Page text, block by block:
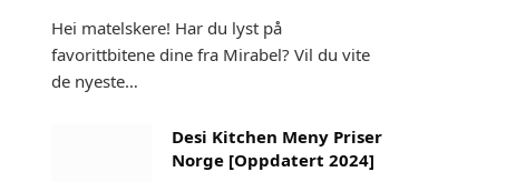
Hei matelskere! Har du lyst på
favorittbitene dine fra Mirabel? Vil du vite
de nyeste…
Desi Kitchen Meny Priser
Norge [Oppdatert 2024]